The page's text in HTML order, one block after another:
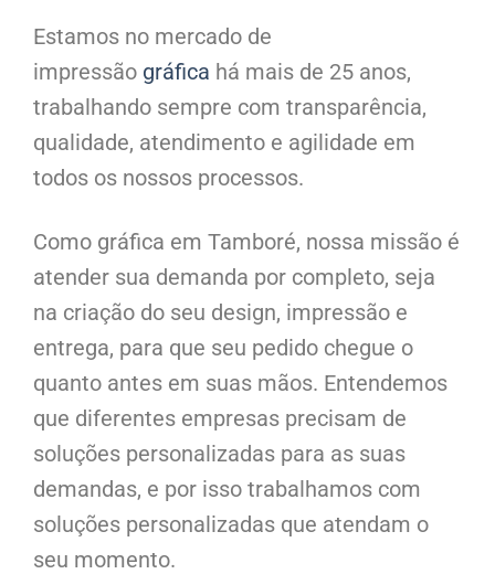
Estamos no mercado de
impressão gráfica há mais de 25 anos,
trabalhando sempre com transparência,
qualidade, atendimento e agilidade em
todos os nossos processos.
Como gráfica em Tamboré, nossa missão é
atender sua demanda por completo, seja
na criação do seu design, impressão e
entrega, para que seu pedido chegue o
quanto antes em suas mãos. Entendemos
que diferentes empresas precisam de
soluções personalizadas para as suas
demandas, e por isso trabalhamos com
soluções personalizadas que atendam o
seu momento.